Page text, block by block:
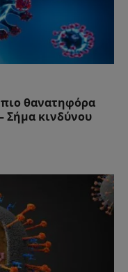
θανατηφόρα
Σήμα κινδύνου